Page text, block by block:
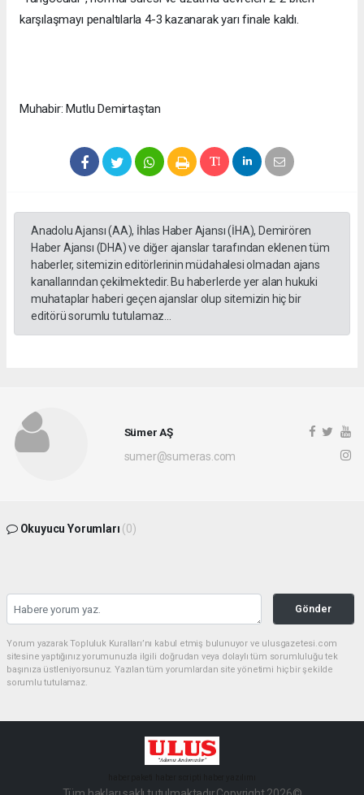
karşılaşmayı penaltılarla 4-3 kazanarak yarı finale kaldı.
Muhabir: Mutlu Demirtaştan
Anadolu Ajansı (AA), İhlas Haber Ajansı (İHA), Demirören
Haber Ajansı (DHA) ve diğer ajanslar tarafından eklenen tüm
haberler, sitemizin editörlerinin müdahalesi olmadan ajans
kanallarından çekilmektedir. Bu haberlerde yer alan hukuki
muhataplar haberi geçen ajanslar olup sitemizin hiç bir
editörü sorumlu tutulamaz...
Sümer AŞ
sumer@sumeras.com
Okuyucu Yorumları (0)
Gönder
Yorum yazarak Topluluk Kuralları’nı kabul etmiş bulunuyor ve ulusgazetesi.com
sitesine yaptığınız yorumunuzla ilgili doğrudan veya dolaylı tüm sorumluluğu tek
başınıza üstleniyorsunuz. Yazılan tüm yorumlardan site yönetimi hiçbir şekilde
sorumlu tutulamaz.